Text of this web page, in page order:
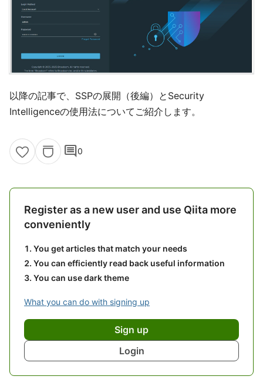
以降の記事で、SSPの展開（後編）とSecurity
Intelligenceの使用法についてご紹介します。
comment0
Register as a new user and use Qiita more
conveniently
You get articles that match your needs
You can efficiently read back useful information
You can use dark theme
What you can do with signing up
Sign up
Login